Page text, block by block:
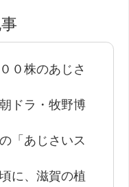
０株のあじさ
ドラ・牧野博
「あじさいス
に、滋賀の植